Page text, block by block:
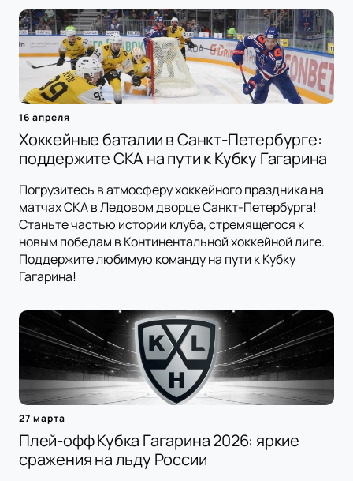
16 апреля
Хоккейные баталии в Санкт-Петербурге:
поддержите СКА на пути к Кубку Гагарина
Погрузитесь в атмосферу хоккейного праздника на
матчах СКА в Ледовом дворце Санкт-Петербурга!
Станьте частью истории клуба, стремящегося к
новым победам в Континентальной хоккейной лиге.
Поддержите любимую команду на пути к Кубку
Гагарина!
27 марта
Плей-офф Кубка Гагарина 2026: яркие
сражения на льду России